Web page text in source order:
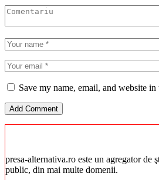
Save my name, email, and website
presa-alternativa.ro este un agregator
public, din mai multe domenii.